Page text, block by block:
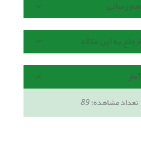
هم رسانی
ارجاع به این مقاله
آمار
تعداد مشاهده:89